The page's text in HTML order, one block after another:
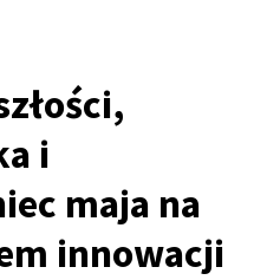
i
maja na
innowacji